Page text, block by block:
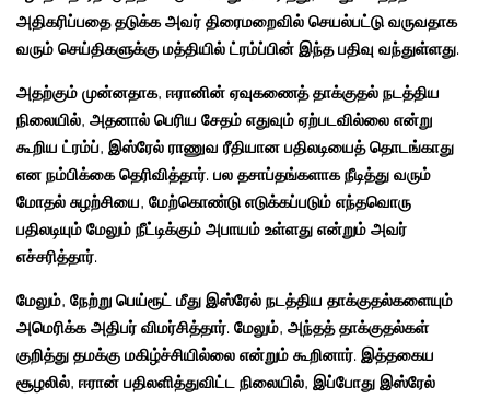
அதிகரிப்பதை தடுக்க அவர் திரைமறைவில் செயல்பட்டு வருவதாக
வரும் செய்திகளுக்கு மத்தியில் ட்ரம்ப்பின் இந்த பதிவு வந்துள்ளது.
அதற்கும் முன்னதாக, ஈரானின் ஏவுகணைத் தாக்குதல் நடத்திய
நிலையில், அதனால் பெரிய சேதம் எதுவும் ஏற்படவில்லை என்று
கூறிய ட்ரம்ப், இஸ்ரேல் ராணுவ ரீதியான பதிலடியைத் தொடங்காது
என நம்பிக்கை தெரிவித்தார். பல தசாப்தங்களாக நீடித்து வரும்
மோதல் சுழற்சியை, மேற்கொண்டு எடுக்கப்படும் எந்தவொரு
பதிலடியும் மேலும் நீட்டிக்கும் அபாயம் உள்ளது என்றும் அவர்
எச்சரித்தார்.
மேலும், நேற்று பெய்ரூட் மீது இஸ்ரேல் நடத்திய தாக்குதல்களையும்
அமெரிக்க அதிபர் விமர்சித்தார். மேலும், அந்தத் தாக்குதல்கள்
குறித்து தமக்கு மகிழ்ச்சியில்லை என்றும் கூறினார். இத்தகைய
சூழலில், ஈரான் பதிலளித்துவிட்ட நிலையில், இப்போது இஸ்ரேல்